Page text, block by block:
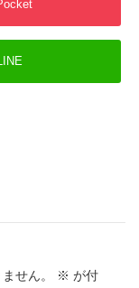
せん。 ※ が付